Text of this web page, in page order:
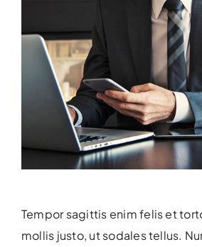
Tempor sagittis enim felis et
mollis justo, ut sodales tellus.